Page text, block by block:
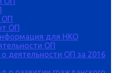
ОП
ОП
для НКО
ОП
деятельности ОП за 2016